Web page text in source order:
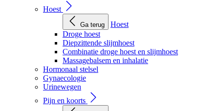
Hoest
Ga terug
Hoest
Droge hoest
Diepzittende slijmhoest
Combinatie droge hoest en slijmhoest
Massagebalsem en inhalatie
Hormonaal stelsel
Gynaecologie
Urinewegen
Pijn en koorts